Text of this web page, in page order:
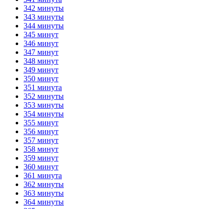
342 минуты
343 минуты
344 минуты
345 минут
346 минут
347 минут
348 минут
349 минут
350 минут
351 минута
352 минуты
353 минуты
354 минуты
355 минут
356 минут
357 минут
358 минут
359 минут
360 минут
361 минута
362 минуты
363 минуты
364 минуты